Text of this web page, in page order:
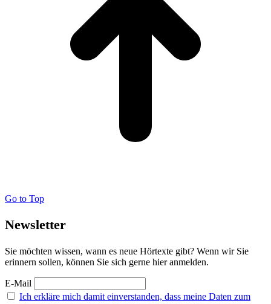
Go to Top
Newsletter
Sie möchten wissen, wann es neue Hörtexte gibt? Wenn wir Sie
erinnern sollen, können Sie sich gerne hier anmelden.
E-Mail
Ich erkläre mich damit einverstanden, dass meine Daten zum